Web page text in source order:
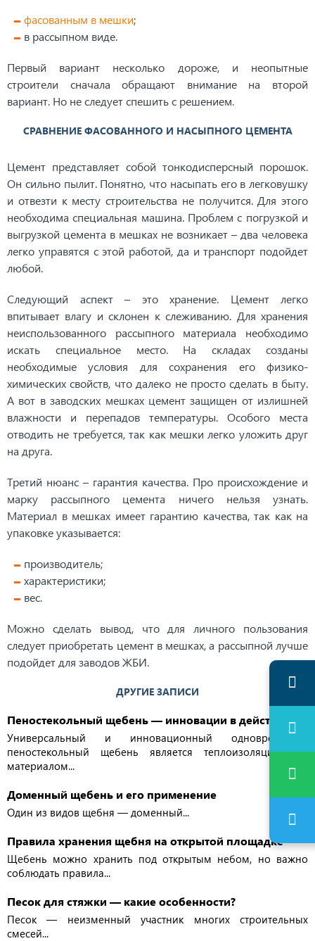
фасованным в мешки;
в рассыпном виде.
Первый вариант несколько дороже, и неопытные
строители сначала обращают внимание на второй
вариант. Но не следует спешить с решением.
СРАВНЕНИЕ ФАСОВАННОГО И НАСЫПНОГО ЦЕМЕНТА
Цемент представляет собой тонкодисперсный порошок.
Он сильно пылит. Понятно, что насыпать его в легковушку
и отвезти к месту строительства не получится. Для этого
необходима специальная машина. Проблем с погрузкой и
выгрузкой цемента в мешках не возникает – два человека
легко управятся с этой работой, да и транспорт подойдет
любой.
Следующий аспект – это хранение. Цемент легко
впитывает влагу и склонен к слеживанию. Для хранения
неиспользованного рассыпного материала необходимо
искать специальное место. На складах созданы
необходимые условия для сохранения его физико-
химических свойств, что далеко не просто сделать в быту.
А вот в заводских мешках цемент защищен от излишней
влажности и перепадов температуры. Особого места
отводить не требуется, так как мешки легко уложить друг
на друга.
Третий нюанс – гарантия качества. Про происхождение и
марку рассыпного цемента ничего нельзя узнать.
Материал в мешках имеет гарантию качества, так как на
упаковке указывается:
производитель;
характеристики;
вес.
Можно сделать вывод, что для личного пользования
следует приобретать цемент в мешках, а рассыпной лучше
подойдет для заводов ЖБИ.
ДРУГИЕ ЗАПИСИ
Пеностекольный щебень — инновации в действии
Универсальный и инновационный одновременно,
пеностекольный щебень является теплоизоляционным
материалом...
Доменный щебень и его применение
Один из видов щебня — доменный...
Правила хранения щебня на открытой площадке
Щебень можно хранить под открытым небом, но важно
соблюдать правила...
Песок для стяжки — какие особенности?
Песок — неизменный участник многих строительных
смесей...